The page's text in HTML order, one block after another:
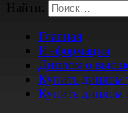
Найти:
Главная
Информация
Диплом о
Купить диплом
Купить диплом